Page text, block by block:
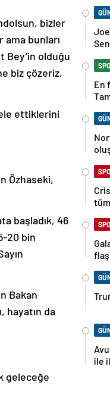
bizler
bunları
Bey’in olduğu
biz çözeriz,
ettiklerini
Özhaseki,
başladık, 46
20 bin
Bakan
hayatın da
geleceğe
En
flaş
ile